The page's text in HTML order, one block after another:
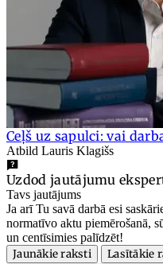
Ceļš uz sapulci: vai
Atbild Lauris Klagišs
Uzdod jautājumu
Tavs jautājums
Ja arī Tu savā darbā esi
normatīvo aktu piemērošanā,
un centīsimies palīdzēt!
Jaunākie raksti
Lasītākie